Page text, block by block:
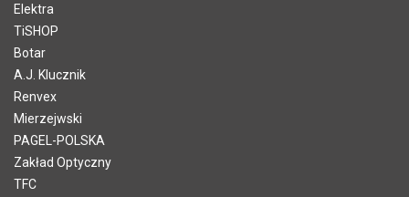
Elektra
TiSHOP
Botar
A.J. Klucznik
Renvex
Mierzejwski
PAGEL-POLSKA
Zakład Optyczny
TFC